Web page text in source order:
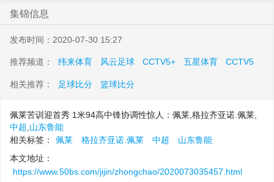
集锦信息
发布时间：2020-07-30 15:27
推荐频道： 纬来体育 风云足球 CCTV5+ 五星体育 CCTV5
相关推荐： 足球比分 篮球比分
佩莱苦训迎首秀 1米94高中锋协调性惊人：佩莱,格拉齐亚诺.佩莱,
中超 山东鲁能
相关标签：
佩莱 格拉齐亚诺.佩莱 中超
山东鲁能
本文地址：
https://www.50bs.com/jijin/zhongchao/2020073035457.html